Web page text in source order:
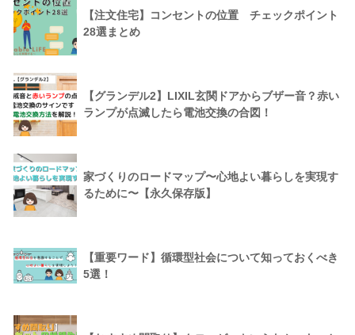
【注文住宅】コンセントの位置 チェックポイント
28選まとめ
【グランデル2】LIXIL玄関ドアからブザー音？赤い
ランプが点滅したら電池交換の合図！
家づくりのロードマップ〜心地よい暮らしを実現す
るために〜【永久保存版】
【重要ワード】循環型社会について知っておくべき
5選！